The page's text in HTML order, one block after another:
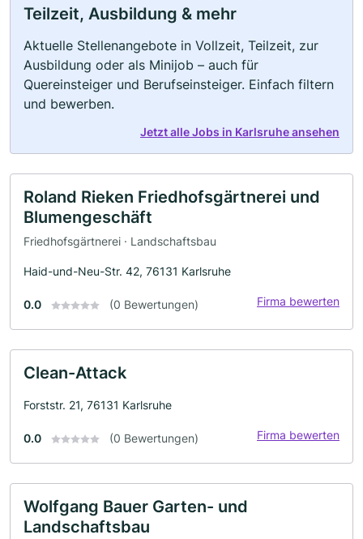
Teilzeit, Ausbildung & mehr
Aktuelle Stellenangebote in Vollzeit, Teilzeit, zur
Ausbildung oder als Minijob – auch für
Quereinsteiger und Berufseinsteiger. Einfach filtern
und bewerben.
Jetzt alle Jobs in Karlsruhe ansehen
Roland Rieken Friedhofsgärtnerei und
Blumengeschäft
Friedhofsgärtnerei · Landschaftsbau
Haid-und-Neu-Str. 42, 76131 Karlsruhe
0.0 (0 Bewertungen) Firma bewerten
Clean-Attack
Forststr. 21, 76131 Karlsruhe
0.0 (0 Bewertungen) Firma bewerten
Wolfgang Bauer Garten- und
Landschaftsbau